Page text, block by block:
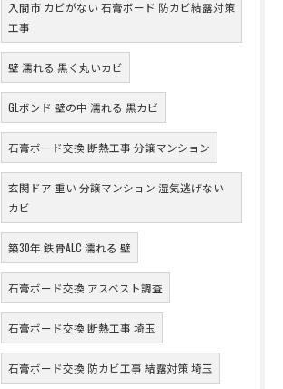
入間市 カビがない 石膏ボード 防カビ結露対策
工事
壁 濡れる 黒く丸いカビ
GLボンド 壁の中 濡れる 黒カビ
石膏ボード交換 断熱工事 分譲マンション
玄関ドア 重い 分譲マンション 湿気逃げない
カビ
築30年 鉄骨ALC 濡れる 壁
石膏ボード交換 アスベスト調査
石膏ボード交換 断熱工事 埼玉
石膏ボード交換 防カビ工事 結露対策 埼玉